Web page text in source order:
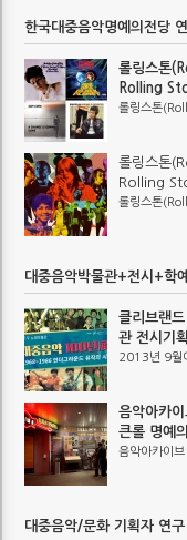
한국대중음악명예의전당
롤링스톤
Rolling
롤링스톤
롤링스톤
Rolling
롤링스톤
대중음악박물관+전시+학
클리브랜
관 전시기
2013년 9월
음악아카
큰롤 명예
음악아카이
대중음악/문화 기획자 연구